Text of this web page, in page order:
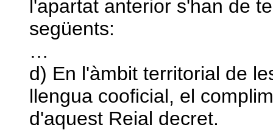
l'apartat anterior s'han de
següents:
…
d) En l'àmbit territorial de
llengua cooficial, el
d'aquest Reial decret.